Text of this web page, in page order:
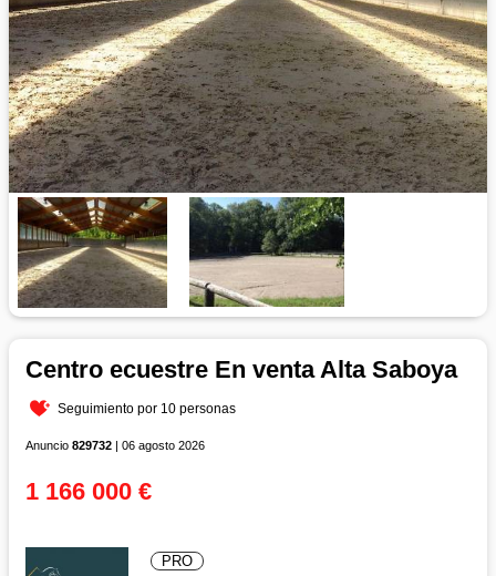
Centro ecuestre En venta Alta Saboya
Seguimiento por 10 personas
Anuncio 829732 | 06 agosto 2026
1 166 000 €
PRO